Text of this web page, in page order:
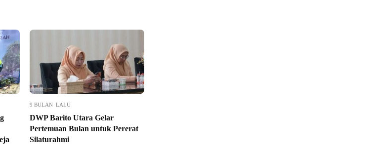
9 BULAN LALU
DWP Barito Utara Gelar
Pertemuan Bulan untuk Pererat
Silaturahmi